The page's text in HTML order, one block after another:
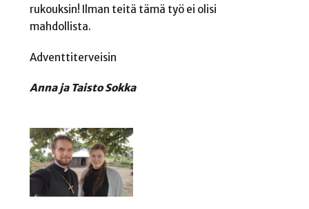
rukouksin! Ilman teitä tämä työ ei olisi
mahdollista.
Adventtiterveisin
Anna ja Taisto Sokka